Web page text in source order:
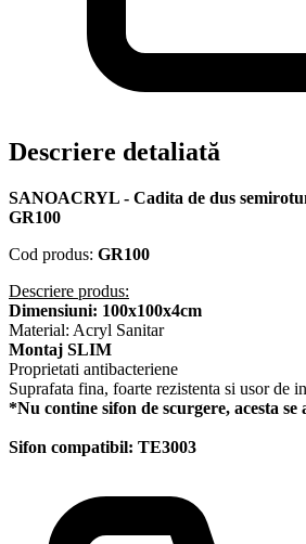
Descriere detaliată
SANOACRYL - Cadita de dus
GR100
Cod produs: GR100
Descriere produs:
Dimensiuni: 100x100x4cm
Material: Acryl Sanitar
Montaj SLIM
Proprietati antibacteriene
Suprafata fina, foarte rezistenta si usor de
*Nu contine sifon de scurgere, acesta se
Sifon compatibil: TE3003